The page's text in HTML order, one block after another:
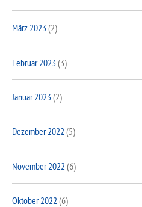
März 2023(2)
Februar 2023(3)
Januar 2023(2)
Dezember 2022 (5)
November 2022 (6)
Oktober 2022 (6)